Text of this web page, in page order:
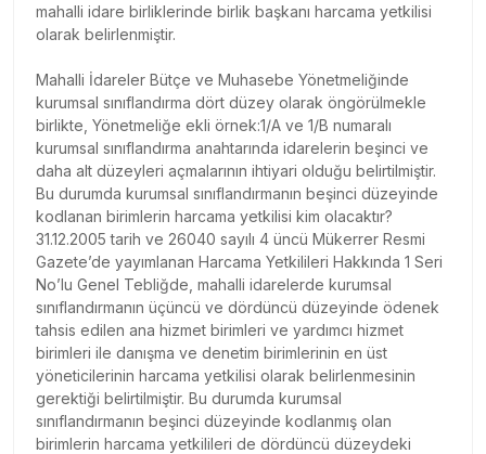
mahalli idare birliklerinde birlik başkanı harcama yetkilisi
olarak belirlenmiştir.
Mahalli İdareler Bütçe ve Muhasebe Yönetmeliğinde
kurumsal sınıflandırma dört düzey olarak öngörülmekle
birlikte, Yönetmeliğe ekli örnek:1/A ve 1/B numaralı
kurumsal sınıflandırma anahtarında idarelerin beşinci ve
daha alt düzeyleri açmalarının ihtiyari olduğu belirtilmiştir.
Bu durumda kurumsal sınıflandırmanın beşinci düzeyinde
kodlanan birimlerin harcama yetkilisi kim olacaktır?
31.12.2005 tarih ve 26040 sayılı 4 üncü Mükerrer Resmi
Gazete’de yayımlanan Harcama Yetkilileri Hakkında 1 Seri
No’lu Genel Tebliğde, mahalli idarelerde kurumsal
sınıflandırmanın üçüncü ve dördüncü düzeyinde ödenek
tahsis edilen ana hizmet birimleri ve yardımcı hizmet
birimleri ile danışma ve denetim birimlerinin en üst
yöneticilerinin harcama yetkilisi olarak belirlenmesinin
gerektiği belirtilmiştir. Bu durumda kurumsal
sınıflandırmanın beşinci düzeyinde kodlanmış olan
birimlerin harcama yetkilileri de dördüncü düzeydeki